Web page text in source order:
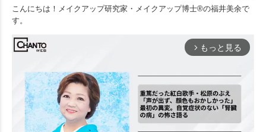
こんにちは！メイクアップ研究家・メイクアップ博士®︎の福井美余で
す。
arrow_forward_ios もっと見る